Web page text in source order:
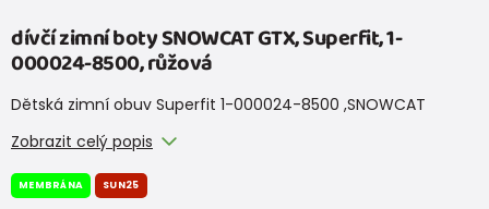
dívčí zimní boty SNOWCAT GTX, Superfit, 1-
000024-8500, růžová
Dětská zimní obuv Superfit 1-000024-8500 ,SNOWCAT
Zobrazit celý popis
MEMBRÁNA SUN25